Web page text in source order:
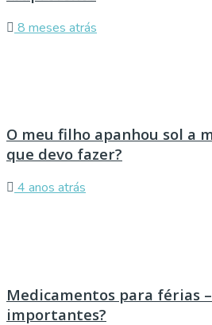
8 meses atrás
O meu filho apanhou sol a
que devo fazer?
4 anos atrás
Medicamentos para férias
importantes?